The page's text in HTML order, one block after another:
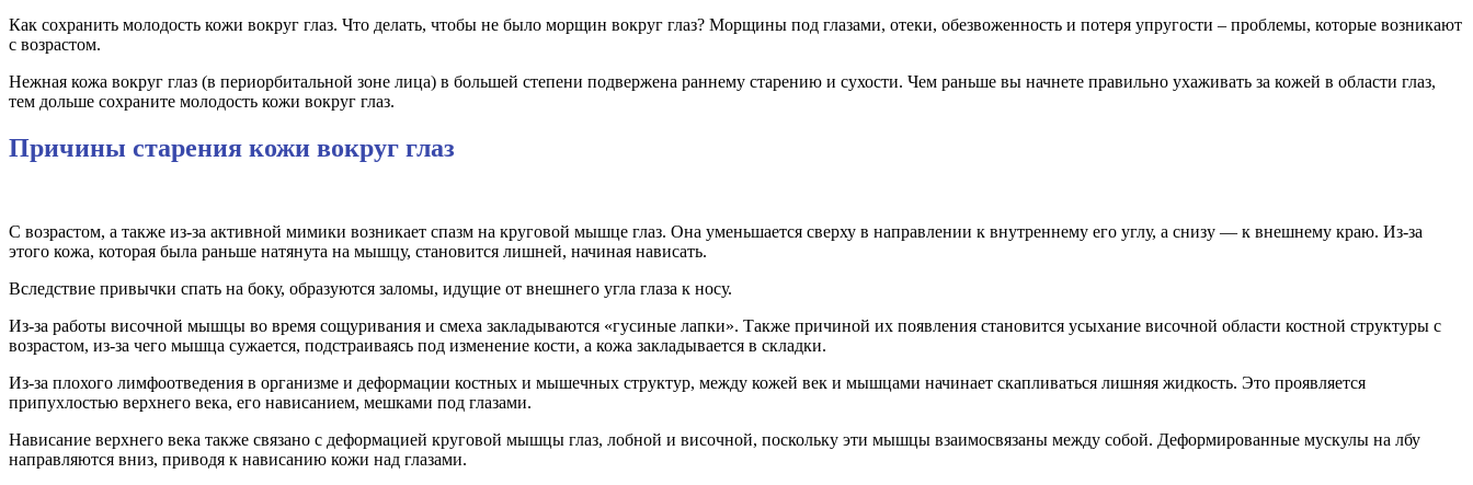
Как сохранить молодость кожи вокруг глаз. Что делать, чтобы не было морщин вокруг глаз? Морщины под глазами, отеки, обезвоженность и потеря упругости – проблемы, которые возникают
с возрастом.
Нежная кожа вокруг глаз (в периорбитальной зоне лица) в большей степени подвержена раннему старению и сухости. Чем раньше вы начнете правильно ухаживать за кожей в области глаз,
тем дольше сохраните молодость кожи вокруг глаз.
Причины старения кожи вокруг глаз
С возрастом, а также из-за активной мимики возникает спазм на круговой мышце глаз. Она уменьшается сверху в направлении к внутреннему его углу, а снизу — к внешнему краю. Из-за
этого кожа, которая была раньше натянута на мышцу, становится лишней, начиная нависать.
Вследствие привычки спать на боку, образуются заломы, идущие от внешнего угла глаза к носу.
Из-за работы височной мышцы во время сощуривания и смеха закладываются «гусиные лапки». Также причиной их появления становится усыхание височной области костной структуры с
возрастом, из-за чего мышца сужается, подстраиваясь под изменение кости, а кожа закладывается в складки.
Из-за плохого лимфоотведения в организме и деформации костных и мышечных структур, между кожей век и мышцами начинает скапливаться лишняя жидкость. Это проявляется
припухлостью верхнего века, его нависанием, мешками под глазами.
Нависание верхнего века также связано с деформацией круговой мышцы глаз, лобной и височной, поскольку эти мышцы взаимосвязаны между собой. Деформированные мускулы на лбу
направляются вниз, приводя к нависанию кожи над глазами.